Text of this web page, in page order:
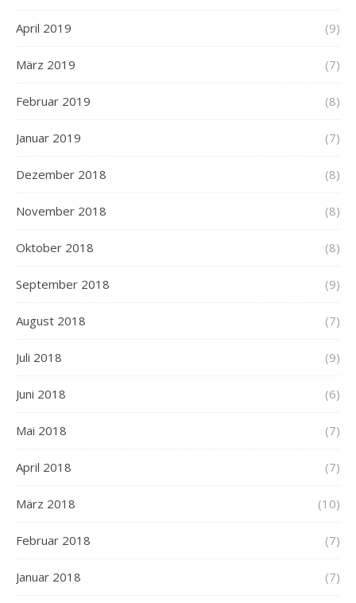
April 2019 (9)
März 2019 (7)
Februar 2019 (8)
Januar 2019 (7)
Dezember 2018 (8)
November 2018 (8)
Oktober 2018 (8)
September 2018 (9)
August 2018 (7)
Juli 2018 (9)
Juni 2018 (6)
Mai 2018 (7)
April 2018 (7)
März 2018 (10)
Februar 2018 (7)
Januar 2018 (7)